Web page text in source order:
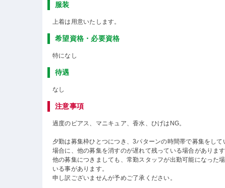
服装
上着は用意いたします。
希望資格・必要資格
特になし
待遇
なし
注意事項
過度のピアス、マニキュア、香水、ひげはNG。
夕勤は募集枠ひとつにつき、3パターンの時間帯で募集をし
場合に、他の募集を消すのが遅れて残っている場合があります
他の募集につきましても、常勤スタッフが出勤可能になった
いる事があります。
申し訳ございませんが予めご了承ください。